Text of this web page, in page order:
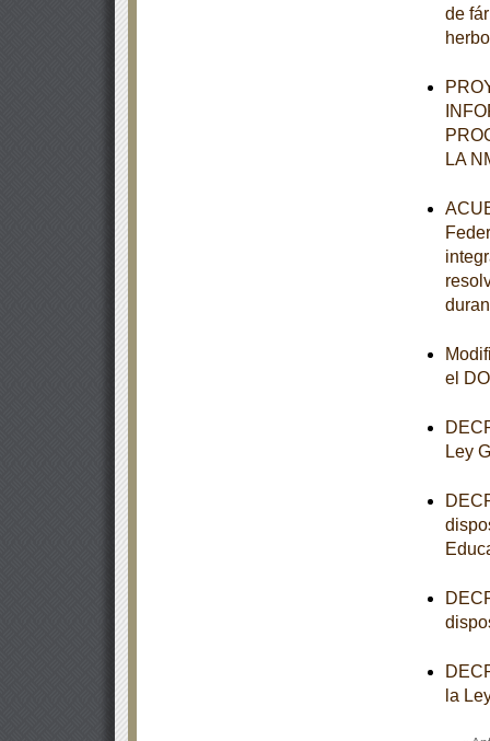
de
LA
el
Ley
la